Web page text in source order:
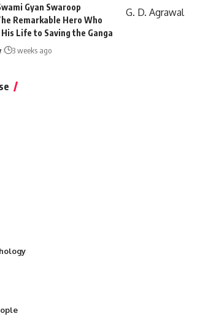
Gyan Swaroop
Remarkable Hero Who
Life to Saving the Ganga
3 weeks ago